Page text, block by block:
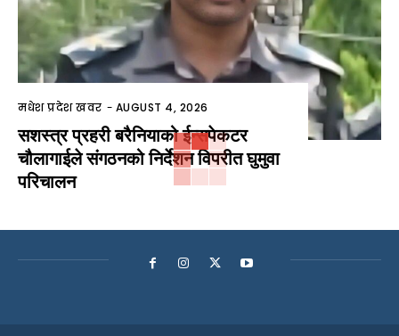
मधेश प्रदेश खवर - AUGUST 4, 2026
सशस्त्र प्रहरी बरैनियाको ईन्सपेकटर
चौलागाईले संगठनको निर्देशन विपरीत घुमुवा
परिचालन